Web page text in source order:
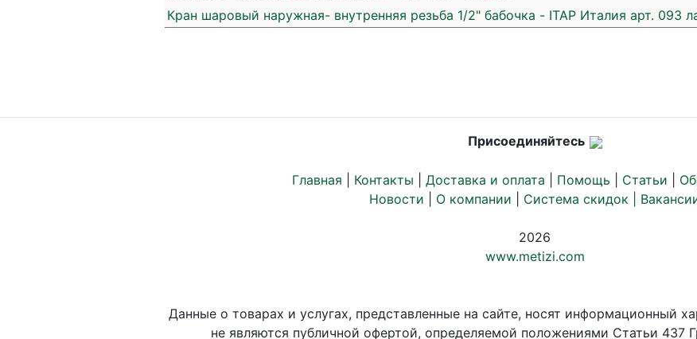
Кран шаровый наружная- внутренняя резьба 1/2" бабочка - ITAP Италия арт. 093
Присоединяйтесь
Главная Контакты Доставка и оплата Помощь Статьи
Новости
О компании Система скидок |
2026
www.metizi.com
Данные о товарах и услугах, представленные на сайте, носят информационный
не являются публичной офертой, определяемой положениями Статьи 437